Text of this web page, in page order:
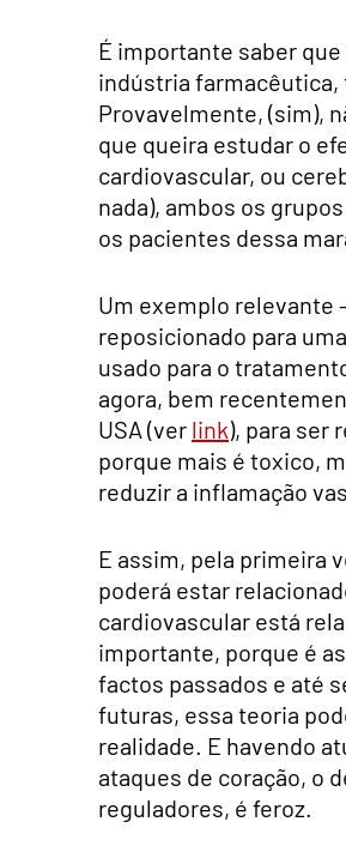
É importante saber
indústria farmacêutica,
Provavelmente, (sim),
que queira estudar o
cardiovascular, ou
nada), ambos os
os pacientes dessa
Um exemplo relevante
reposicionado para
usado para o
agora, bem
USA (ver link), para ser
porque mais é toxico,
reduzir a inflamação
E assim, pela primeira
poderá estar
cardiovascular está
importante, porque é
factos passados e até
futuras, essa teoria
realidade. E havendo
ataques de coração, o
reguladores, é feroz.